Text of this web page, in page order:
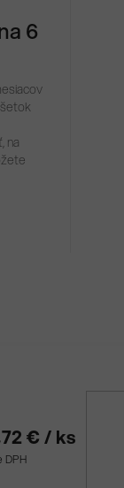
6
na
€ / ks
DPH